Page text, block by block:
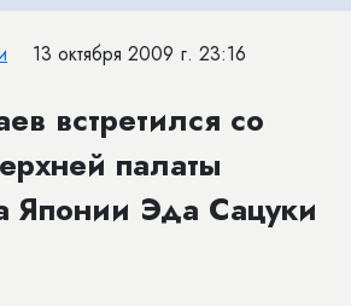
13 октября 2009 г. 23:16
встретился со
палаты
Японии Эда Сацуки